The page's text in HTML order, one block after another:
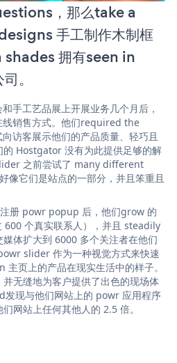
，那么take a
手工制作木制框
shades 拥有seen in
。
手工艺品展上开展业务几个月后，
销售方式。他们required the
访客展示他们的产品质量、轻巧且
的 Hostgator 没有为此提供足够的解
之前尝试了 many different
像它们是站点的一部分，并且笨重且
册 powr popup 后，他们grow 的
600 个真实联系人），并且 steadily
体扩大到 6000 多个关注者在他们
slider 作为一种视觉方式来快速
页上的产品在现实生活中的样子。
无缝地为客户提供了出色的现场体
现与他们网站上的 powr 应用程序
网站上任何其他人的 2.5 倍。